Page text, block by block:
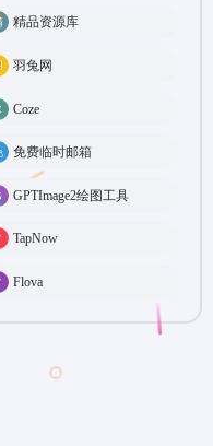
精品资源库
羽兔网
Coze
免费临时邮箱
GPTImage2绘图工具
TapNow
Flova